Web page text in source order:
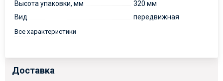
Высота упаковки, мм
320 мм
Вид
передвижная
Все характеристики
Доставка